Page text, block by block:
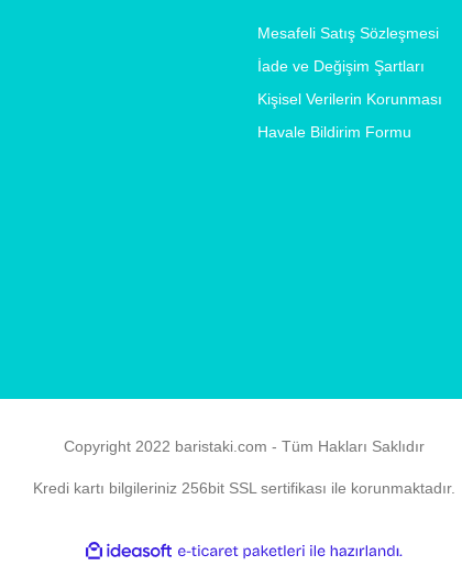
Mesafeli Satış Sözleşmesi
İade ve Değişim Şartları
Kişisel Verilerin Korunması
Havale Bildirim Formu
Copyright 2022 baristaki.com - Tüm Hakları Saklıdır
Kredi kartı bilgileriniz 256bit SSL sertifikası ile korunmaktadır.
ideasoft
e-